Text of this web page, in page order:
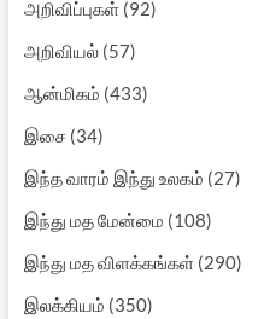
அறிவிப்புகள்(92)
அறிவியல்(57)
ஆன்மிகம் (433)
இசை(34)
இந்த வாரம் இந்து உலகம் (27)
இந்து மத மேன்மை (108)
இந்து மத விளக்கங்கள்(290)
இலக்கியம் (350)